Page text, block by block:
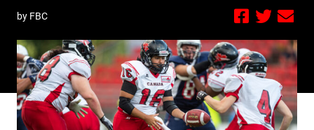
by FBC